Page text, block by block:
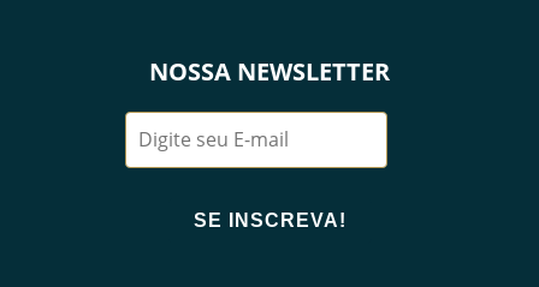
NOSSA NEWSLETTER